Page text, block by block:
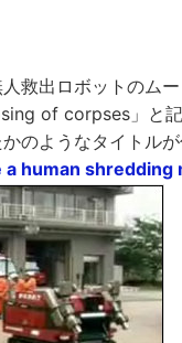
救出ロボットのム
of corpses」と記
のようなタイトルが
human